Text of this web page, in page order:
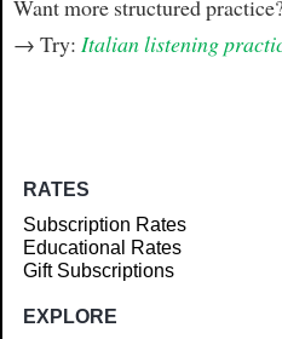
Want more structured
→ Try: Italian listening
RATES
Subscription Rates
Educational Rates
Gift Subscriptions
EXPLORE